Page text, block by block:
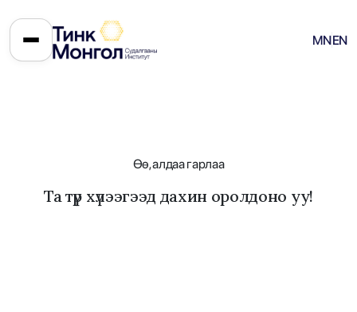
MNEN
Өө, алдаа гарлаа
Та түр хүлээгээд дахин оролдоно уу!